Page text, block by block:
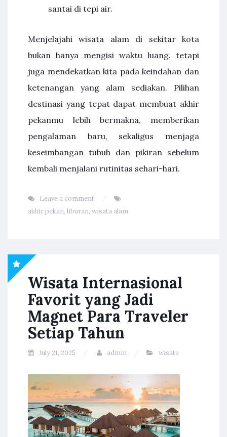
santai di tepi air.
Menjelajahi wisata alam di sekitar kota
bukan hanya mengisi waktu luang, tetapi
juga mendekatkan kita pada keindahan dan
ketenangan yang alam sediakan. Pilihan
destinasi yang tepat dapat membuat akhir
pekanmu lebih bermakna, memberikan
pengalaman baru, sekaligus menjaga
keseimbangan tubuh dan pikiran sebelum
kembali menjalani rutinitas sehari-hari.
Leave a comment
akhir pekan, liburan, wisata alam
Wisata Internasional
Favorit yang Jadi
Magnet Para Traveler
Setiap Tahun
July 21, 2025 admin wisata